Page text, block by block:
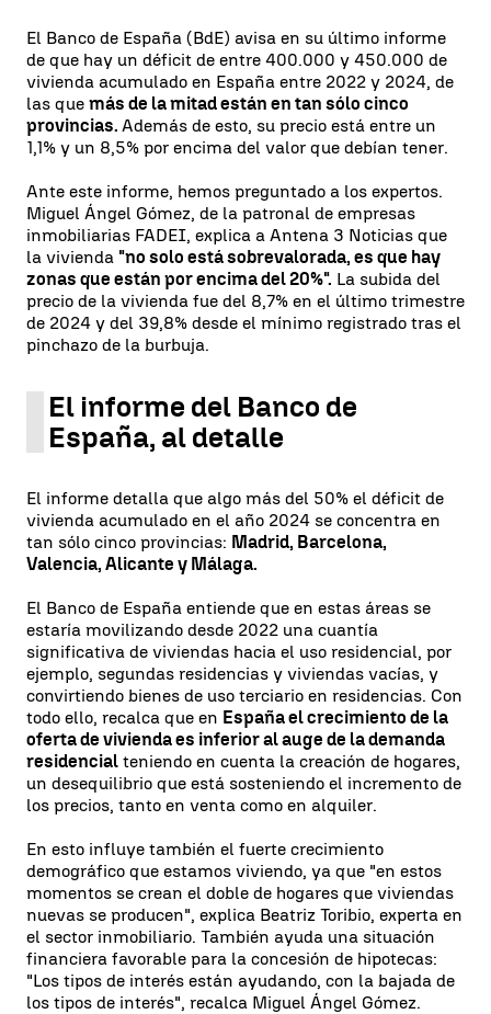
El Banco de España (BdE) avisa en su último informe
de que hay un déficit de entre 400.000 y 450.000 de
vivienda acumulado en España entre 2022 y 2024, de
las que más de la mitad están en tan sólo cinco
provincias. Además de esto, su precio está entre un
1,1% y un 8,5% por encima del valor que debían tener.
Ante este informe, hemos preguntado a los expertos.
Miguel Ángel Gómez, de la patronal de empresas
inmobiliarias FADEI, explica a Antena 3 Noticias que
la vivienda "no solo está sobrevalorada, es que hay
zonas que están por encima del 20%". La subida del
precio de la vivienda fue del 8,7% en el último trimestre
de 2024 y del 39,8% desde el mínimo registrado tras el
pinchazo de la burbuja.
El informe del Banco de
España, al detalle
El informe detalla que algo más del 50% el déficit de
vivienda acumulado en el año 2024 se concentra en
tan sólo cinco provincias: Madrid, Barcelona,
Valencia, Alicante y Málaga.
El Banco de España entiende que en estas áreas se
estaría movilizando desde 2022 una cuantía
significativa de viviendas hacia el uso residencial, por
ejemplo, segundas residencias y viviendas vacías, y
convirtiendo bienes de uso terciario en residencias. Con
todo ello, recalca que en España el crecimiento de la
oferta de vivienda es inferior al auge de la demanda
residencial teniendo en cuenta la creación de hogares,
un desequilibrio que está sosteniendo el incremento de
los precios, tanto en venta como en alquiler.
En esto influye también el fuerte crecimiento
demográfico que estamos viviendo, ya que "en estos
momentos se crean el doble de hogares que viviendas
nuevas se producen", explica Beatriz Toribio, experta en
el sector inmobiliario. También ayuda una situación
financiera favorable para la concesión de hipotecas:
"Los tipos de interés están ayudando, con la bajada de
los tipos de interés", recalca Miguel Ángel Gómez.